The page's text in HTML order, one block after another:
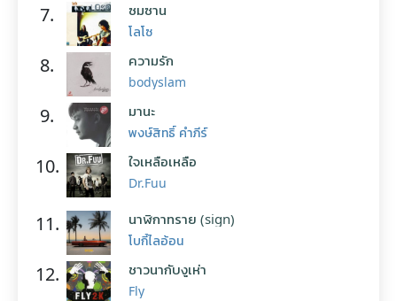
7. ซมซาน
โลโซ
8. ความรัก
bodyslam
9. มานะ
พงษ์สิทธิ์ คำภีร์
10. ใจเหลือเหลือ
Dr.Fuu
11. นาฬิกาทราย (sign)
โบกี้ไลอ้อน
12. ชาวนากับงูเห่า
Fly